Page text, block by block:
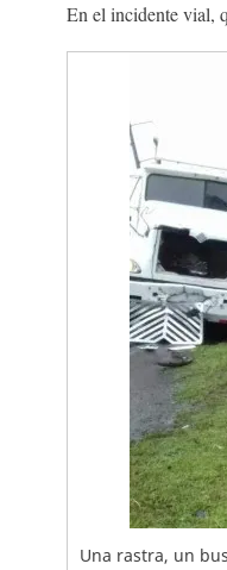
En el incidente vial,
Una rastra, un